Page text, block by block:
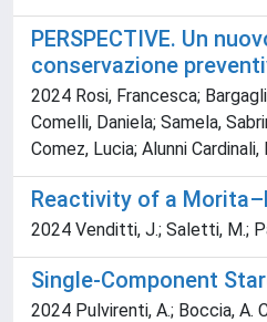
PERSPECTIVE. Un
conservazione
2024 Rosi, Francesca;
Comelli, Daniela; Samela,
Comez, Lucia; Alunni
Reactivity of a
2024 Venditti, J.; Saletti, M.;
Single-Component
2024 Pulvirenti, A.; Boccia, A.